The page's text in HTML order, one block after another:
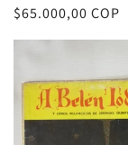
Precio
$65.000,00 COP